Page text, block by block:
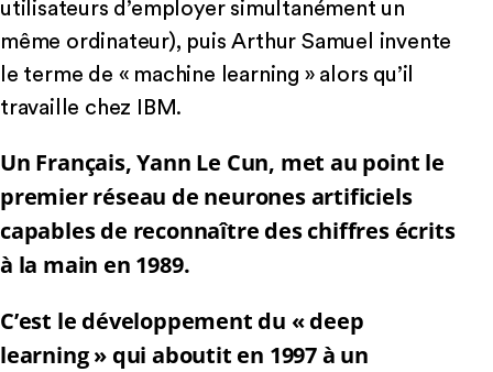
utilisateurs d’employer simultanément un
même ordinateur), puis Arthur Samuel invente
le terme de « machine learning » alors qu’il
travaille chez IBM.
Un Français, Yann Le Cun, met au point le
premier réseau de neurones artificiels
capables de reconnaître des chiffres écrits
à la main en 1989.
C’est le développement du « deep
learning » qui aboutit en 1997 à un